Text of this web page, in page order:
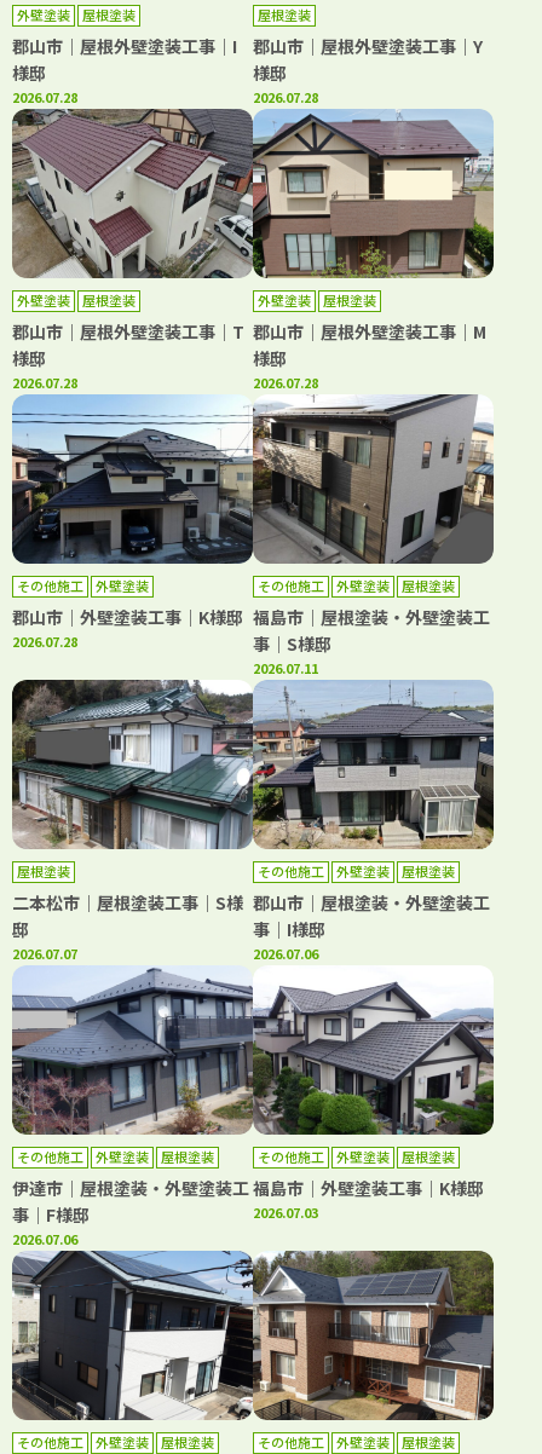
外壁塗装 屋根塗装
郡山市｜屋根外壁塗装工事｜I
様邸
2026.07.28
屋根塗装
郡山市｜屋根外壁塗装工事｜Y
様邸
2026.07.28
外壁塗装 屋根塗装
郡山市｜屋根外壁塗装工事｜T
様邸
2026.07.28
外壁塗装 屋根塗装
郡山市｜屋根外壁塗装工事｜M
様邸
2026.07.28
その他施工 外壁塗装
郡山市｜外壁塗装工事｜K様邸
2026.07.28
その他施工 外壁塗装 屋根塗装
福島市｜屋根塗装・外壁塗装工
事｜S様邸
2026.07.11
屋根塗装
二本松市｜屋根塗装工事｜S様
邸
2026.07.07
その他施工 外壁塗装 屋根塗装
郡山市｜屋根塗装・外壁塗装工
事｜I様邸
2026.07.06
その他施工 外壁塗装 屋根塗装
伊達市｜屋根塗装・外壁塗装工
事｜F様邸
2026.07.06
その他施工 外壁塗装 屋根塗装
福島市｜外壁塗装工事｜K様邸
2026.07.03
その他施工 外壁塗装
屋根塗装
その他施工 外壁塗装 屋根塗装